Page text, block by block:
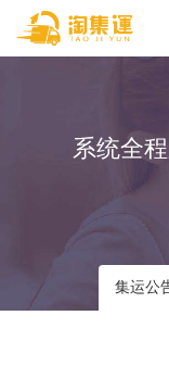
系统全
集运公